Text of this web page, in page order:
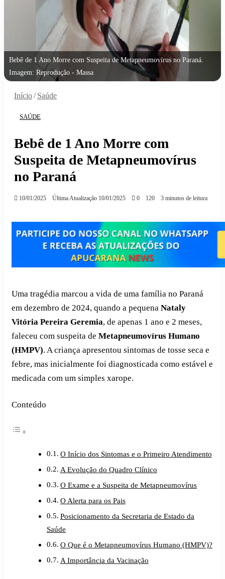
Bebê de 1 Ano Morre com Suspeita de Metapneumovírus no Paraná.
Imagem: Reprodução - Massa
Início/ Saúde
SAÚDE
Bebê de 1 Ano Morre com
Suspeita de Metapneumovírus
no Paraná
10/01/2025 Última Atualização 10/01/2025 0 120 3 minutos de leitura
Uma tragédia marcou a vida de uma família no Paraná
em dezembro de 2024, quando a pequena Nataly
Vitória Pereira Geremia, de apenas 1 ano e 2 meses,
faleceu com suspeita de Metapneumovírus Humano
(HMPV). A criança apresentou sintomas de tosse seca e
febre, mas inicialmente foi diagnosticada como estável e
medicada com um simples xarope.
Conteúdo
O Início dos Sintomas e o Primeiro Atendimento
A Evolução do Quadro Clínico
O Exame e a Suspeita de Metapneumovírus
O Alerta para os Pais
Posicionamento da Secretaria de Estado da
Saúde
O Que é o Metapneumovírus Humano (HMPV)?
A Importância da Vacinação